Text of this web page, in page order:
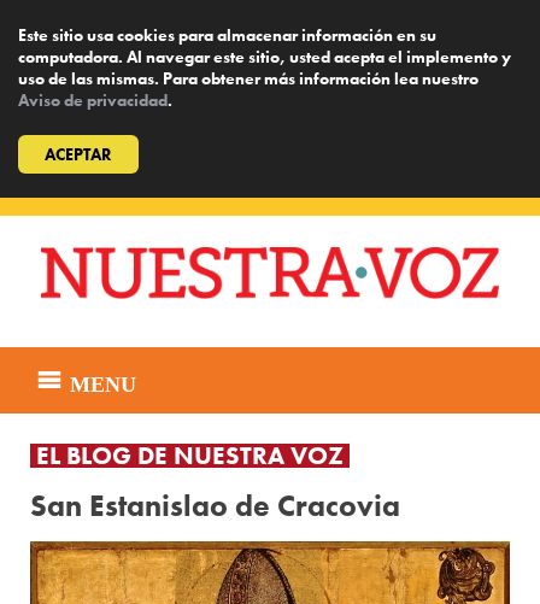
Este sitio usa cookies para almacenar información en su
computadora. Al navegar este sitio, usted acepta el implemento y
uso de las mismas. Para obtener más información lea nuestro
Aviso de privacidad.
ACEPTAR
content
MENU
EL BLOG DE NUESTRA VOZ
San Estanislao de Cracovia